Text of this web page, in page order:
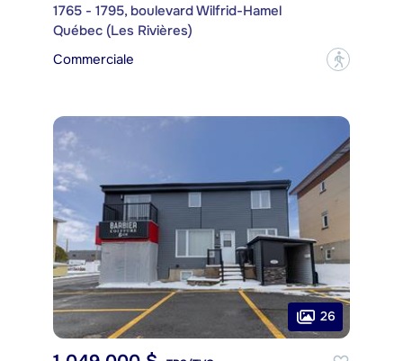
1765 - 1795, boulevard Wilfrid-Hamel
Québec (Les Rivières)
Commerciale
?
26